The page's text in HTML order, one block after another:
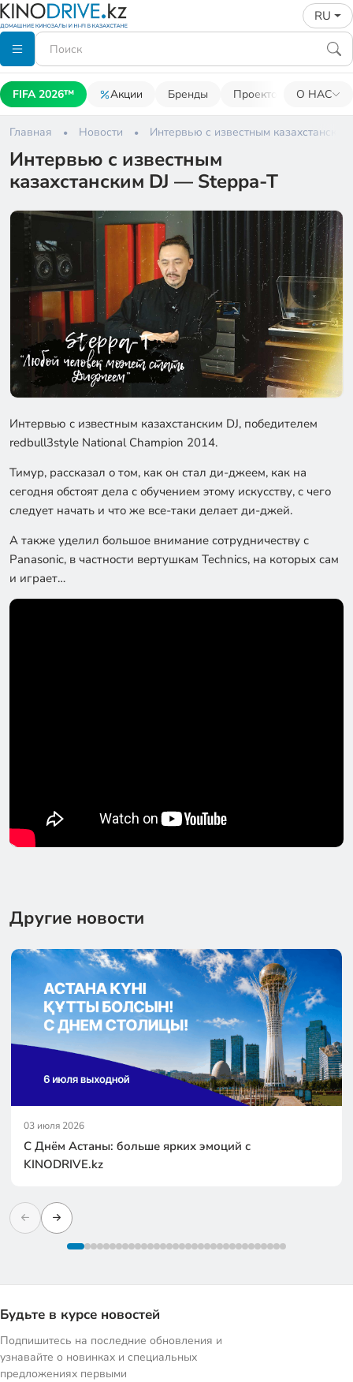
RU
FIFA 2026™ Акции Бренды Проекторы О НАС
Главная Новости Интервью с известным
Интервью с известным
казахстанским DJ — Steppa-T
Интервью с известным казахстанским DJ, победителем
redbull3style National Champion 2014.
Тимур, рассказал о том, как он стал ди-джеем, как на
сегодня обстоят дела с обучением этому искусству, с чего
следует начать и что же все-таки делает ди-джей.
А также уделил большое внимание сотрудничеству с
Panasonic, в частности вертушкам Technics, на которых сам
и играет…
Другие новости
03 июля 2026
С Днём Астаны: больше ярких эмоций с
KINODRIVE.kz
Будьте в курсе новостей
Подпишитесь на последние обновления и
узнавайте о новинках и специальных
предложениях первыми